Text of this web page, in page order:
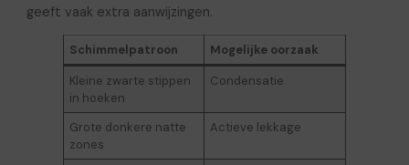
geeft vaak extra aanwijzingen.
Schimmelpatroon
Mogelijke oorzaak
Kleine zwarte stippen
in hoeken
Condensatie
Grote donkere natte
zones
Actieve lekkage